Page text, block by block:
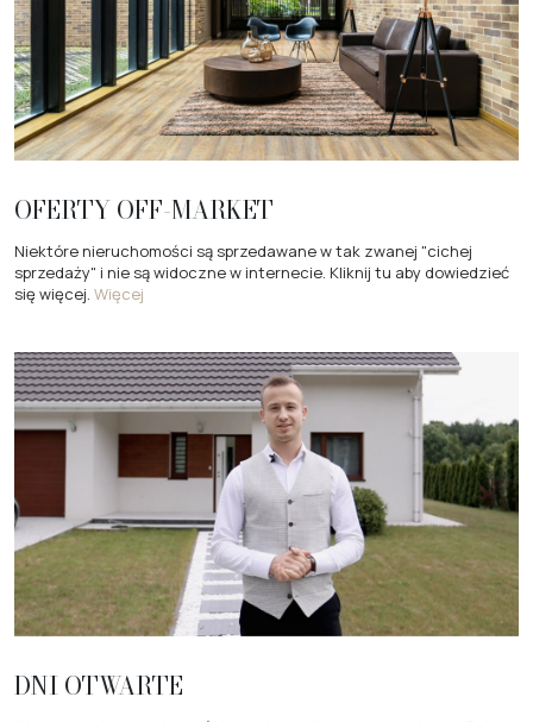
OFERTY OFF-MARKET
Niektóre nieruchomości są sprzedawane w tak zwanej "cichej
sprzedaży" i nie są widoczne w internecie. Kliknij tu aby dowiedzieć
się więcej. Więcej
DNI OTWARTE